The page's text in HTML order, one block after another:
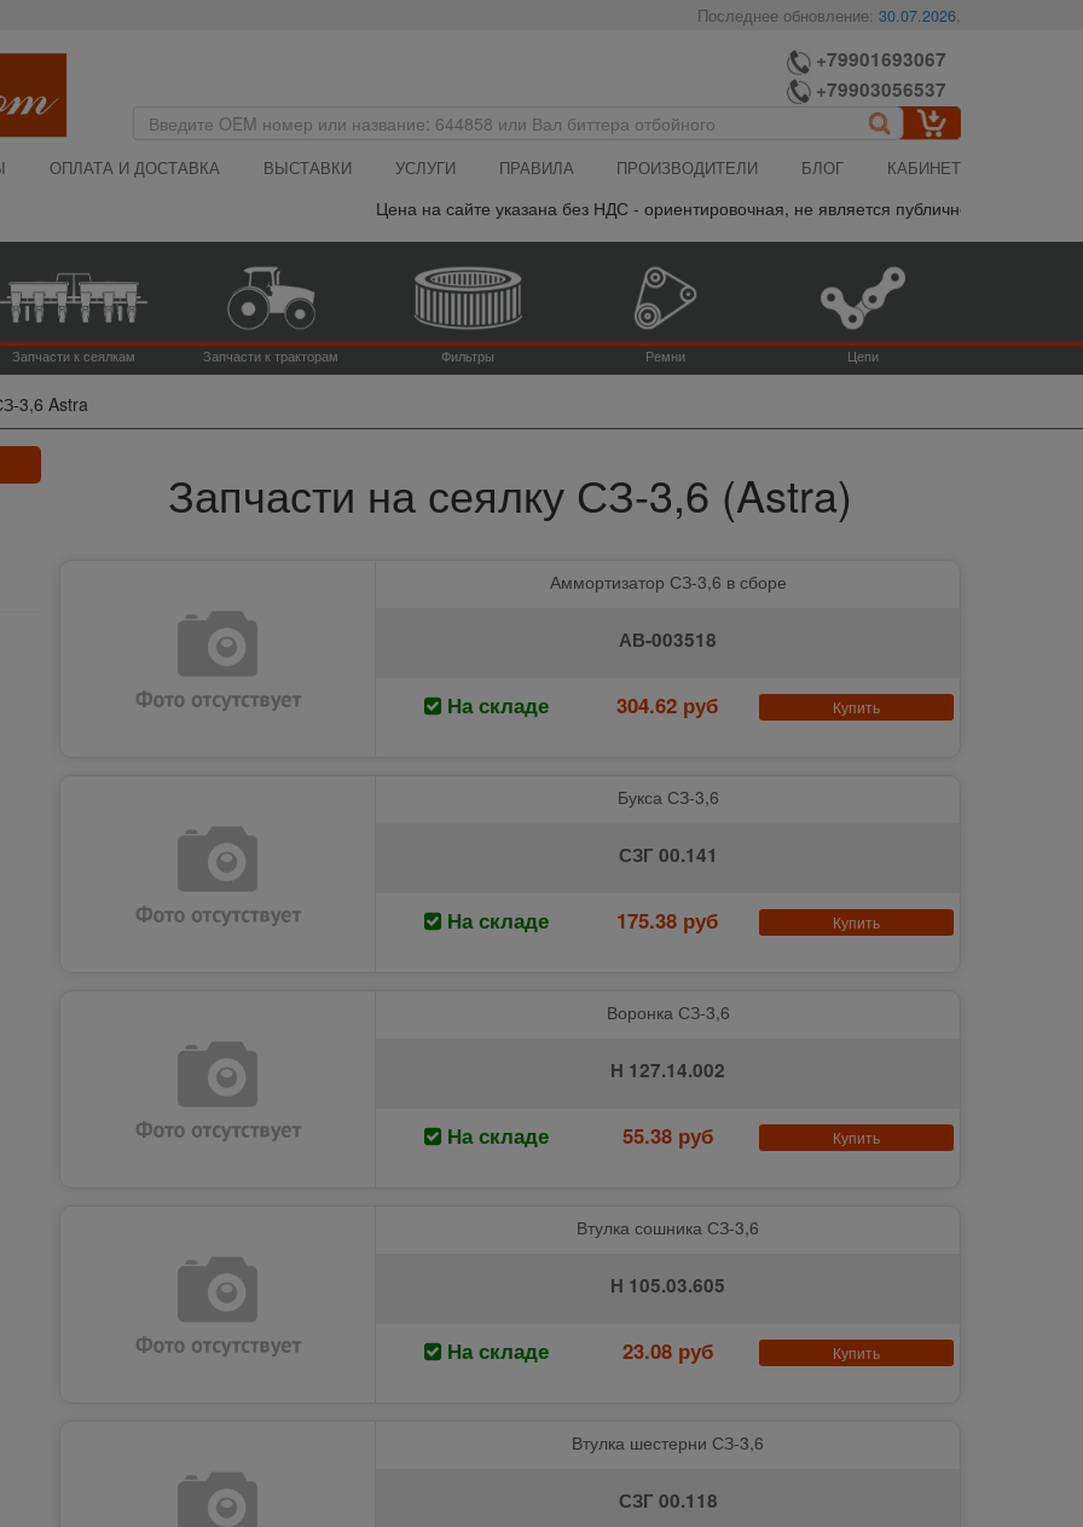
Последнее обновление:30.07.2026,
+79901693067
+79903056537
ОПЛАТА И ДОСТАВКА ВЫСТАВКИ УСЛУГИ ПРАВИЛА ПРОИЗВОДИТЕЛИ БЛОГ КАБИНЕТ
Цена на сайте указана без НДС - ориентировочная, не является публичной офертой,
Запчасти к сеялкам Запчасти к тракторам Фильтры Ремни Цепи
3,6 Astra
Запчасти на сеялку СЗ-3,6 (Astra)
Аммортизатор СЗ-3,6 в сборе
АВ-003518
На складе 304.62 руб Купить
Букса СЗ-3,6
СЗГ 00.141
На складе 175.38 руб Купить
Воронка СЗ-3,6
Н 127.14.002
На складе 55.38 руб Купить
Втулка сошника СЗ-3,6
Н 105.03.605
На складе 23.08 руб Купить
Втулка шестерни СЗ-3,6
СЗГ 00.118